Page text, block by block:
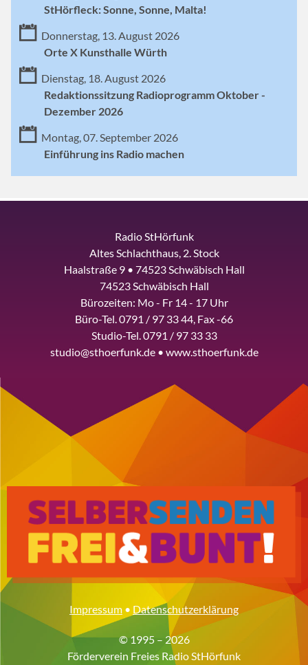
StHörfleck: Sonne, Sonne, Malta!
Donnerstag, 13. August 2026
Orte X Kunsthalle Würth
Dienstag, 18. August 2026
Redaktionssitzung Radioprogramm Oktober -
Dezember 2026
Montag, 07. September 2026
Einführung ins Radio machen
Radio StHörfunk
Altes Schlachthaus, 2. Stock
Haalstraße 9 • 74523 Schwäbisch Hall
74523 Schwäbisch Hall
Bürozeiten: Mo - Fr 14 - 17 Uhr
Büro-Tel. 0791 / 97 33 44, Fax -66
Studio-Tel. 0791 / 97 33 33
studio@sthoerfunk.de • www.sthoerfunk.de
Impressum • Datenschutzerklärung
© 1995 – 2026
Förderverein Freies Radio StHörfunk